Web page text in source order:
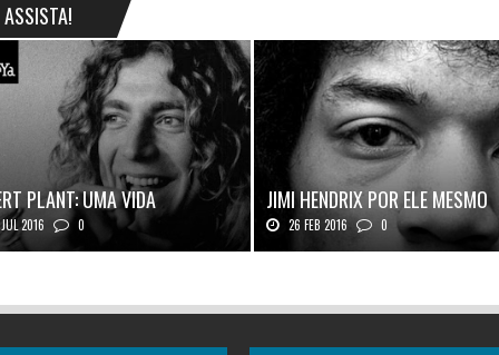
ASSISTA!
PLANT: UMA VIDA
2016 0
Plant, o vocalista do Led Zeppeli...
JIMI HENDRIX POR ELE MESMO
26 FEB 2016 0